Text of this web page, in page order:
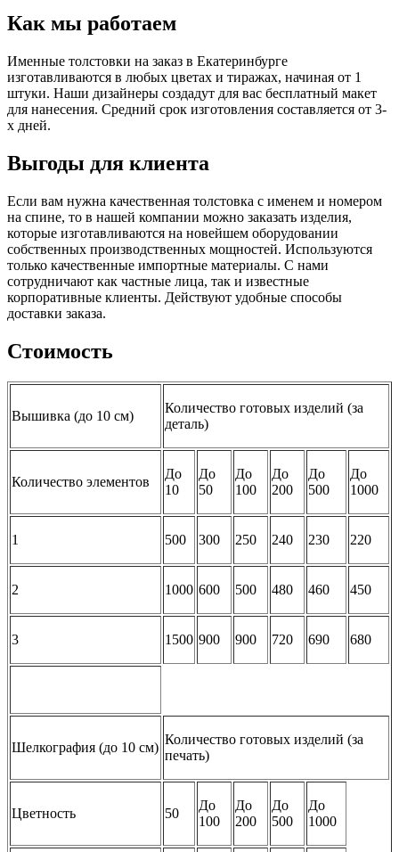
Как мы работаем
Именные толстовки на заказ в Екатеринбурге
изготавливаются в любых цветах и тиражах, начиная от 1
штуки. Наши дизайнеры создадут для вас бесплатный макет
для нанесения. Средний срок изготовления составляется от 3-
х дней.
Выгоды для клиента
Если вам нужна качественная толстовка с именем и номером
на спине, то в нашей компании можно заказать изделия,
которые изготавливаются на новейшем оборудовании
собственных производственных мощностей. Используются
только качественные импортные материалы. С нами
сотрудничают как частные лица, так и известные
корпоративные клиенты. Действуют удобные способы
доставки заказа.
Стоимость
Вышивка (до 10 см)
Количество готовых изделий (за
деталь)
Количество элементов
До
10
До
50
До
100
До
200
До
500
До
1000
1 500 300 250 240 230 220
2 1000 600 500 480 460 450
3 1500 900 900 720 690 680
Шелкография (до 10 см)
Количество готовых изделий (за
печать)
Цветность 50
До
100
До
200
До
500
До
1000